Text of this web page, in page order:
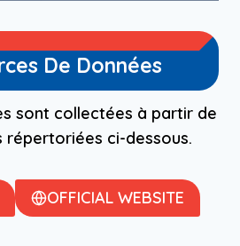
De Données
sont collectées à partir de
ci-dessous.
OFFICIAL WEBSITE